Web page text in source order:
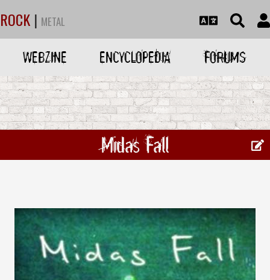
ROCK | METAL
WEBZINE ENCYCLOPEDIA FORUMS
Midas Fall